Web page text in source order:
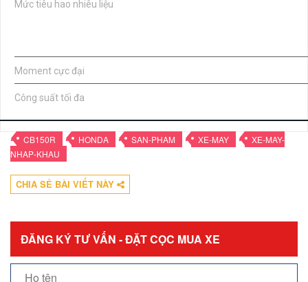
Mức tiêu hao nhiêu liệu
Moment cực đại
Công suất tối đa
• CB150R • HONDA • SAN-PHAM • XE-MAY •
XE-MAY-
NHAP-KHAU
CHIA SẺ BÀI VIẾT NÀY
ĐĂNG KÝ TƯ VẤN - ĐẶT CỌC MUA XE